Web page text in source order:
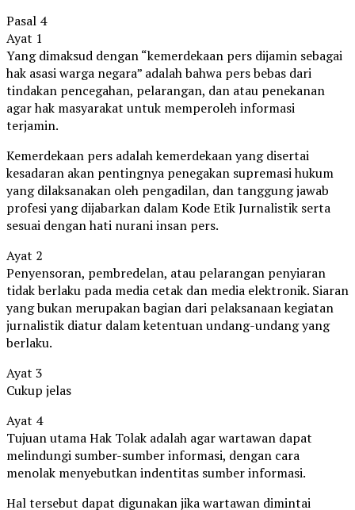
Pasal 4
Ayat 1
Yang dimaksud dengan “kemerdekaan pers dijamin sebagai
hak asasi warga negara” adalah bahwa pers bebas dari
tindakan pencegahan, pelarangan, dan atau penekanan
agar hak masyarakat untuk memperoleh informasi
terjamin.
Kemerdekaan pers adalah kemerdekaan yang disertai
kesadaran akan pentingnya penegakan supremasi hukum
yang dilaksanakan oleh pengadilan, dan tanggung jawab
profesi yang dijabarkan dalam Kode Etik Jurnalistik serta
sesuai dengan hati nurani insan pers.
Ayat 2
Penyensoran, pembredelan, atau pelarangan penyiaran
tidak berlaku pada media cetak dan media elektronik. Siaran
yang bukan merupakan bagian dari pelaksanaan kegiatan
jurnalistik diatur dalam ketentuan undang-undang yang
berlaku.
Ayat 3
Cukup jelas
Ayat 4
Tujuan utama Hak Tolak adalah agar wartawan dapat
melindungi sumber-sumber informasi, dengan cara
menolak menyebutkan indentitas sumber informasi.
Hal tersebut dapat digunakan jika wartawan dimintai